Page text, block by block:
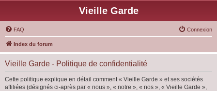
Vieille Garde
FAQ Connexion
Index du forum
Vieille Garde - Politique de confidentialité
Cette politique explique en détail comment « Vieille Garde » et ses sociétés
affiliées (désignés ci-après par « nous », « notre », « nos », « Vieille Garde »,